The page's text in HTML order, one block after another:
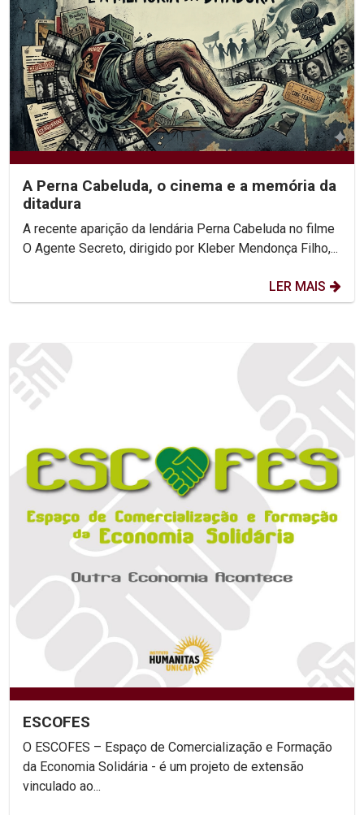
A Perna Cabeluda, o cinema e a memória da
ditadura
A recente aparição da lendária Perna Cabeluda no filme
O Agente Secreto, dirigido por Kleber Mendonça Filho,...
LER MAIS
ESCOFES
O ESCOFES – Espaço de Comercialização e Formação
da Economia Solidária - é um projeto de extensão
vinculado ao...